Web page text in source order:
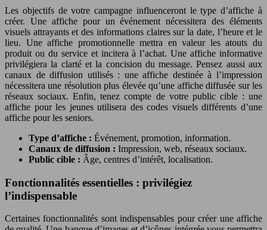
Les objectifs de votre campagne influenceront le type d’affiche à
créer. Une affiche pour un événement nécessitera des éléments
visuels attrayants et des informations claires sur la date, l’heure et le
lieu. Une affiche promotionnelle mettra en valeur les atouts du
produit ou du service et incitera à l’achat. Une affiche informative
privilégiera la clarté et la concision du message. Pensez aussi aux
canaux de diffusion utilisés : une affiche destinée à l’impression
nécessitera une résolution plus élevée qu’une affiche diffusée sur les
réseaux sociaux. Enfin, tenez compte de votre public cible : une
affiche pour les jeunes utilisera des codes visuels différents d’une
affiche pour les seniors.
Type d’affiche : Événement, promotion, information.
Canaux de diffusion : Impression, web, réseaux sociaux.
Public cible : Âge, centres d’intérêt, localisation.
Fonctionnalités essentielles : privilégiez
l’indispensable
Certaines fonctionnalités sont indispensables pour créer une affiche